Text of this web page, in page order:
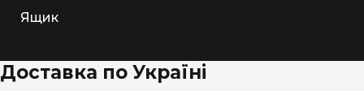
Ящик
Доставка по Україні